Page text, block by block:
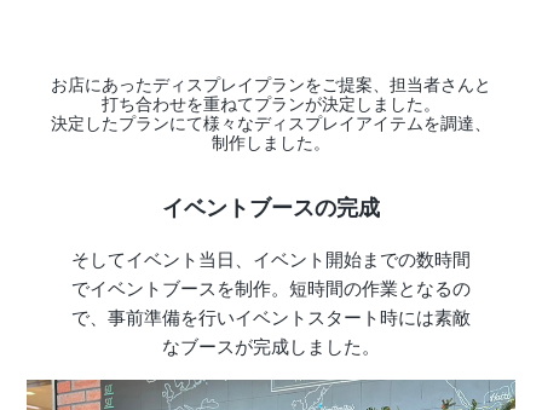
お店にあったディスプレイプランをご提案、担当者さんと
打ち合わせを重ねてプランが決定しました。
決定したプランにて様々なディスプレイアイテムを調達、
制作しました。
イベントブースの完成
そしてイベント当日、イベント開始までの数時間
でイベントブースを制作。短時間の作業となるの
で、事前準備を行いイベントスタート時には素敵
なブースが完成しました。